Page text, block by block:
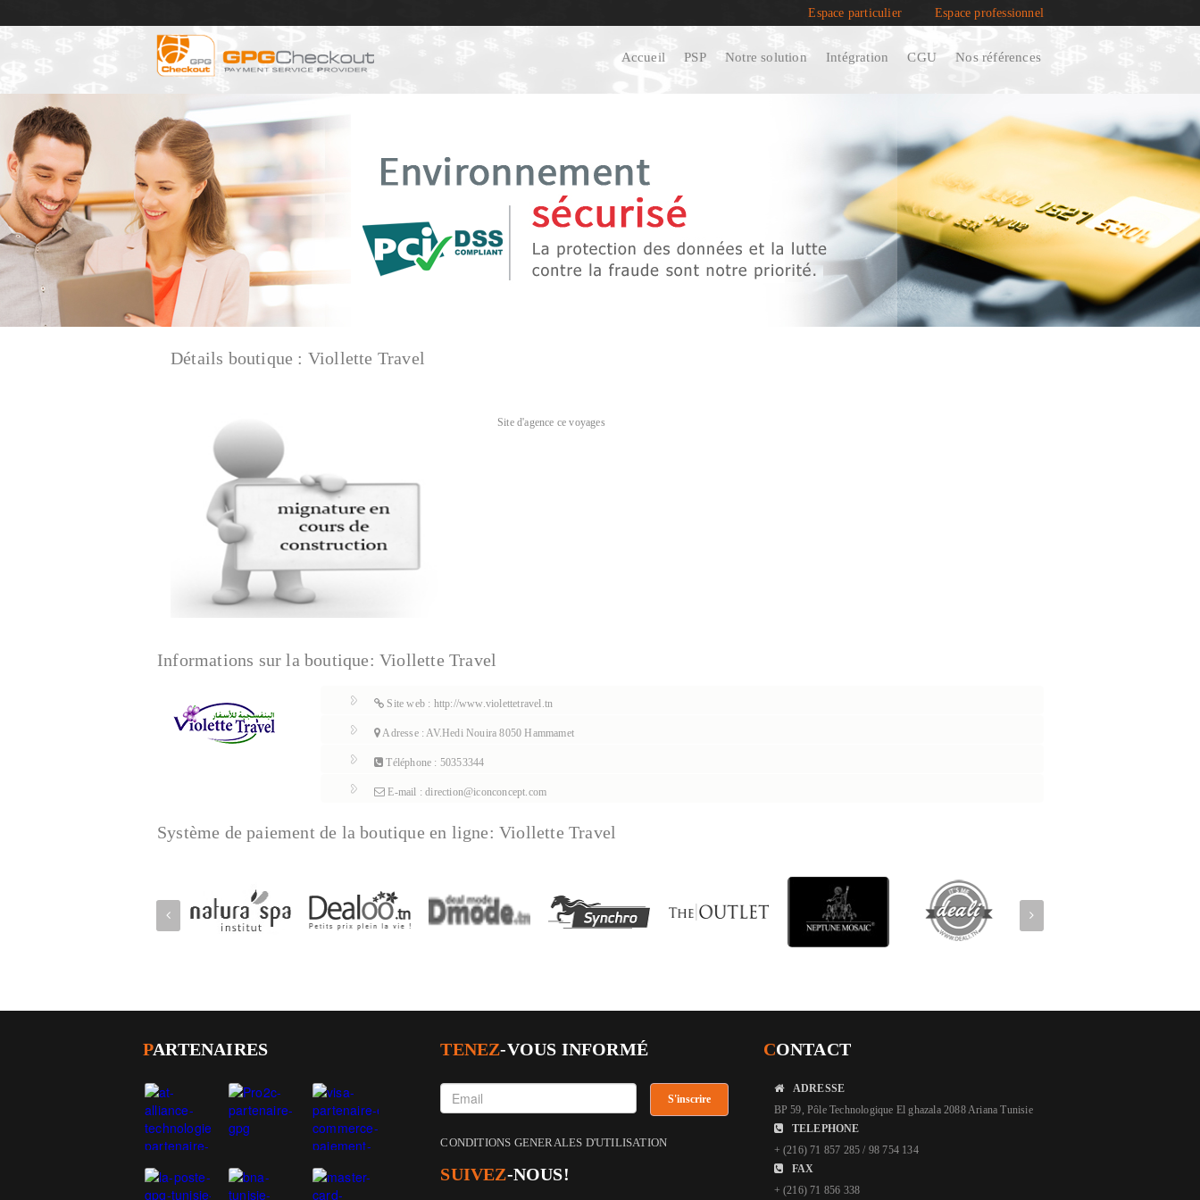
Espace particulier Espace professionnel
Accueil PSP Notre solution Intégration CGU Nos références
Détails boutique : Viollette Travel
Site d'agence ce voyages
Informations sur la boutique: Viollette Travel
Site web : http://www.violettetravel.tn
Adresse : AV.Hedi Nouira 8050 Hammamet
Téléphone : 50353344
E-mail : direction@iconconcept.com
Système de paiement de la boutique en ligne:Viollette Travel
PARTENAIRES TENEZ-VOUS INFORMÉ
CONDITIONS GENERALES D'UTILISATION
SUIVEZ-NOUS!
CONTACT
ADRESSE
BP 59, Pôle Technologique El ghazala 2088 Ariana Tunisie
TELEPHONE
+ (216) 71 857 285 / 98 754 134
FAX
+ (216) 71 856 338